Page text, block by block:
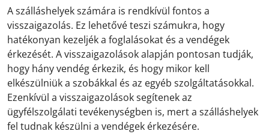
A szálláshelyek számára is rendkívül fontos a
visszaigazolás. Ez lehetővé teszi számukra, hogy
hatékonyan kezeljék a foglalásokat és a vendégek
érkezését. A visszaigazolások alapján pontosan tudják,
hogy hány vendég érkezik, és hogy mikor kell
elkészülniük a szobákkal és az egyéb szolgáltatásokkal.
Ezenkívül a visszaigazolások segítenek az
ügyfélszolgálati tevékenységben is, mert a szálláshelyek
fel tudnak készülni a vendégek érkezésére.